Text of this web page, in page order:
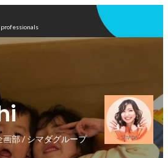
画部 / シマダグループ